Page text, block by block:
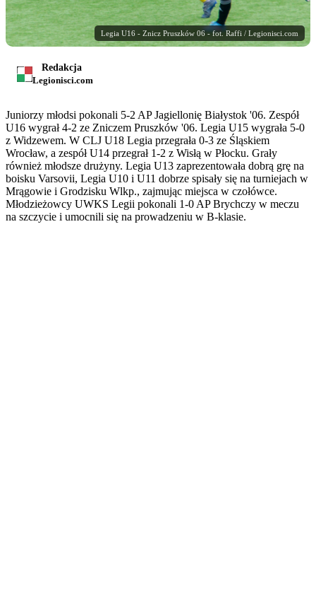
Legia U16 - Znicz Pruszków 06 - fot. Raffi / Legionisci.com
Redakcja
Legionisci.com
Juniorzy młodsi pokonali 5-2 AP Jagiellonię Białystok '06. Zespół
U16 wygrał 4-2 ze Zniczem Pruszków '06. Legia U15 wygrała 5-0
z Widzewem. W CLJ U18 Legia przegrała 0-3 ze Śląskiem
Wrocław, a zespół U14 przegrał 1-2 z Wisłą w Płocku. Grały
również młodsze drużyny. Legia U13 zaprezentowała dobrą grę na
boisku Varsovii, Legia U10 i U11 dobrze spisały się na turniejach w
Mrągowie i Grodzisku Wlkp., zajmując miejsca w czołówce.
Młodzieżowcy UWKS Legii pokonali 1-0 AP Brychczy w meczu
na szczycie i umocnili się na prowadzeniu w B-klasie.